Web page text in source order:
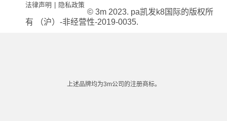
法律声明 | 隐私政策
© 3m 2023. pa凯发k8国际的版权所
有 （沪）-非经营性-2019-0035.
上述品牌均为3m公司的注册商标。